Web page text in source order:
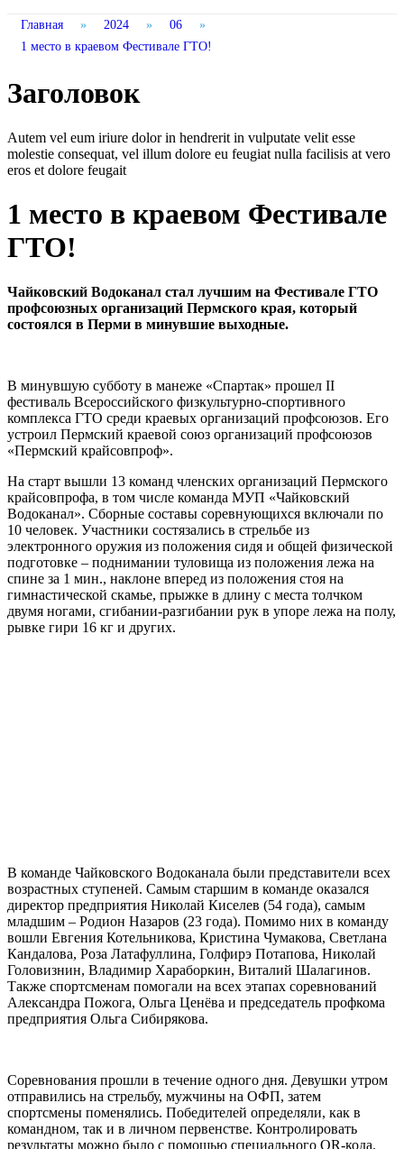
Главная » 2024 » 06
»
1 место в краевом Фестивале ГТО!
Заголовок
Autem vel eum iriure dolor in hendrerit in vulputate velit esse
molestie consequat, vel illum dolore eu feugiat nulla facilisis at vero
eros et dolore feugait
1 место в краевом Фестивале
ГТО!
Чайковский Водоканал стал лучшим на Фестивале ГТО
профсоюзных организаций Пермского края, который
состоялся в Перми в минувшие выходные.
В минувшую субботу в манеже «Спартак» прошел II
фестиваль Всероссийского физкультурно-спортивного
комплекса ГТО среди краевых организаций профсоюзов. Его
устроил Пермский краевой союз организаций профсоюзов
«Пермский крайсовпроф».
На старт вышли 13 команд членских организаций Пермского
крайсовпрофа, в том числе команда МУП «Чайковский
Водоканал». Сборные составы соревнующихся включали по
10 человек. Участники состязались в стрельбе из
электронного оружия из положения сидя и общей физической
подготовке – поднимании туловища из положения лежа на
спине за 1 мин., наклоне вперед из положения стоя на
гимнастической скамье, прыжке в длину с места толчком
двумя ногами, сгибании-разгибании рук в упоре лежа на полу,
рывке гири 16 кг и других.
В команде Чайковского Водоканала были представители всех
возрастных ступеней. Самым старшим в команде оказался
директор предприятия Николай Киселев (54 года), самым
младшим – Родион Назаров (23 года). Помимо них в команду
вошли Евгения Котельникова, Кристина Чумакова, Светлана
Кандалова, Роза Латафуллина, Голфирэ Потапова, Николай
Головизнин, Владимир Хараборкин, Виталий Шалагинов.
Также спортсменам помогали на всех этапах соревнований
Александра Пожога, Ольга Ценёва и председатель профкома
предприятия Ольга Сибирякова.
Соревнования прошли в течение одного дня. Девушки утром
отправились на стрельбу, мужчины на ОФП, затем
спортсмены поменялись. Победителей определяли, как в
командном, так и в личном первенстве. Контролировать
результаты можно было с помощью специального QR-кода.